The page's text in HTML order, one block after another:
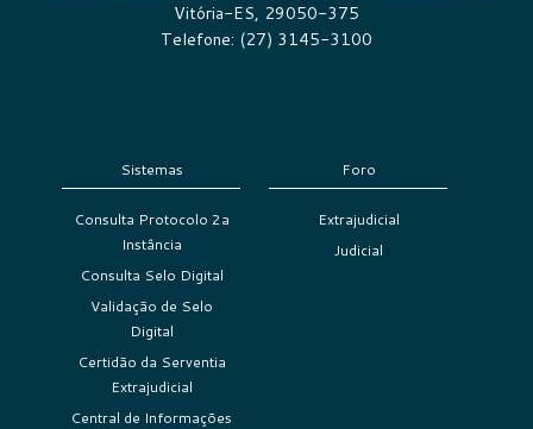
Vitória-ES, 29050-375
Telefone: (27) 3145-3100
Sistemas
Consulta Protocolo 2a
Instância
Consulta Selo Digital
Validação de Selo
Digital
Certidão da Serventia
Extrajudicial
Central de Informações
Foro
Extrajudicial
Judicial